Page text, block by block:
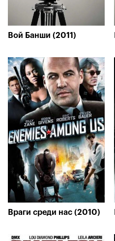
Вой Банши (2011)
Враги среди нас (2010)